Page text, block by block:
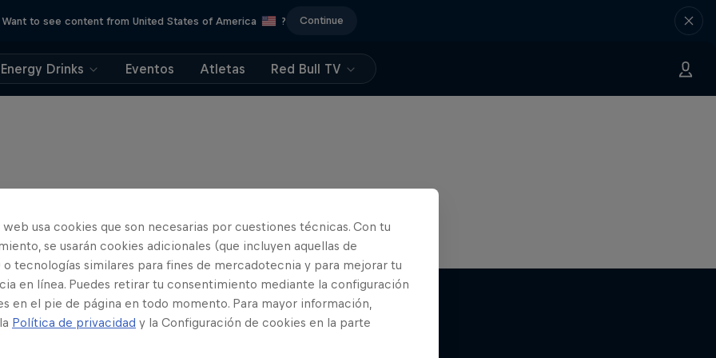
Want to see content from United States of America ? Continue
Energy Drinks Eventos Atletas Red Bull TV
web usa cookies que son necesarias por cuestiones técnicas. Con tu
se usarán cookies adicionales (que incluyen aquellas de
tecnologías similares para fines de mercadotecnia y para mejorar tu
en línea. Puedes retirar tu consentimiento mediante la configuración
en el pie de página en todo momento. Para mayor información,
Política de privacidad y la Configuración de cookies en la parte